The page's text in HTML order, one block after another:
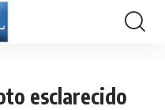
esclarecido